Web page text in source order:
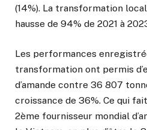
(14%). La transformation
hausse de 94% de 2021 à
Les performances
transformation ont permis
d’amande contre 36 807
croissance de 36%. Ce qui
2ème fournisseur mondial